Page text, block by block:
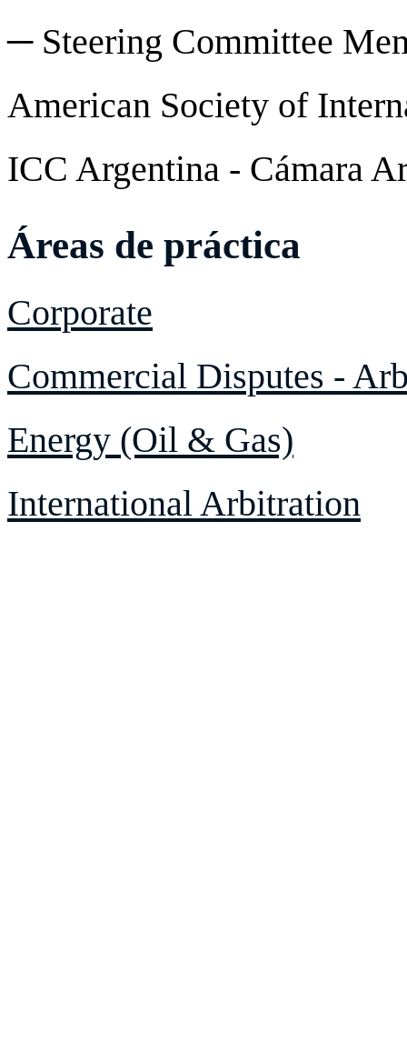
─ Steering Committee
American Society of
ICC Argentina - Cámara
Áreas de práctica
Corporate
Commercial Disputes -
Energy (Oil & Gas)
International Arbitration